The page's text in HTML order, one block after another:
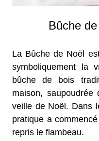
Bûche
La Bûche de Noël
symboliquement la
bûche de bois
maison,
veille de Noël. Dans
pratique a
repris le flambeau.